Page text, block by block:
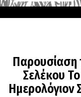
Παρουσίαση
Σελέκου
Ημερολόγιον